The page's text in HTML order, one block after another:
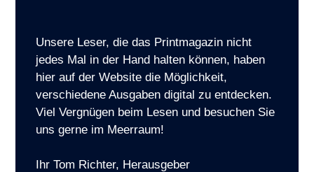
Unsere Leser, die das Printmagazin nicht
jedes Mal in der Hand halten können, haben
hier auf der Website die Möglichkeit,
verschiedene Ausgaben digital zu entdecken.
Viel Vergnügen beim Lesen und besuchen Sie
uns gerne im Meerraum!
Ihr Tom Richter, Herausgeber